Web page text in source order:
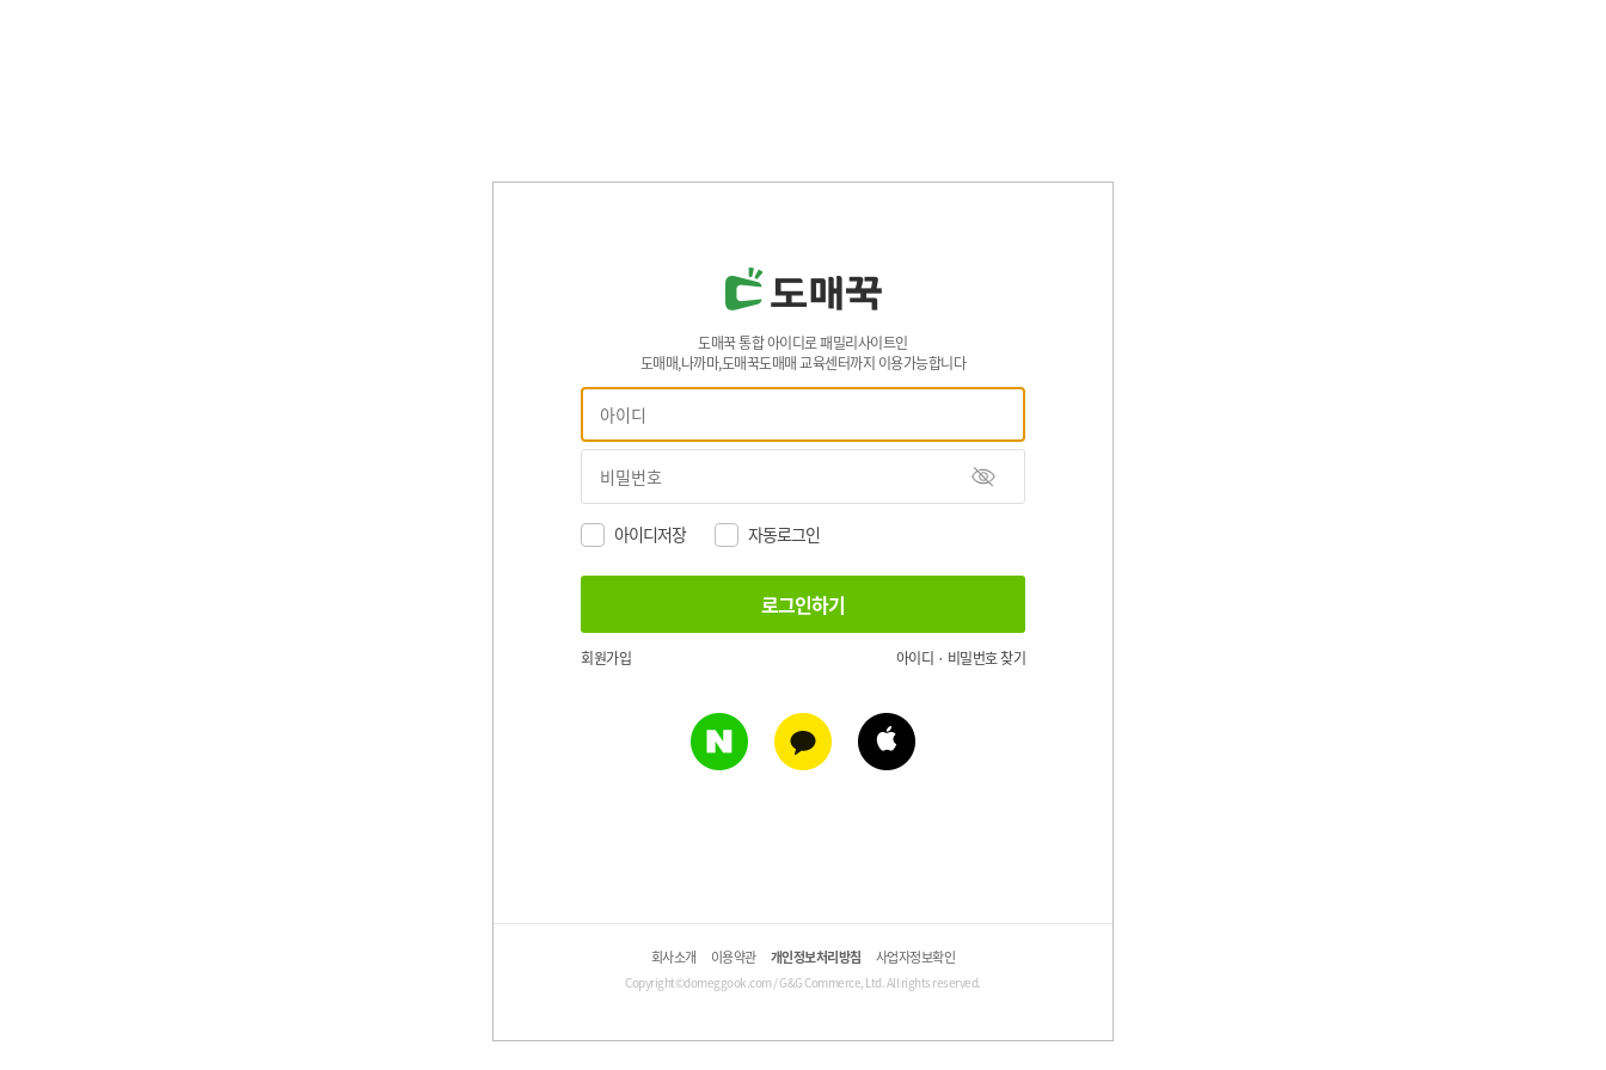
도매꾹 통합 아이디로 패밀리사이트인
도매매,나까마,도매꾹도매매 교육센터까지 이용가능합니다
아이디저장 자동로그인
회원가입 아이디 · 비밀번호 찾기
회사소개 이용약관 개인정보처리방침 사업자정보확인
Copyright©domeggook.com / G&G Commerce, Ltd. All rights reserved.